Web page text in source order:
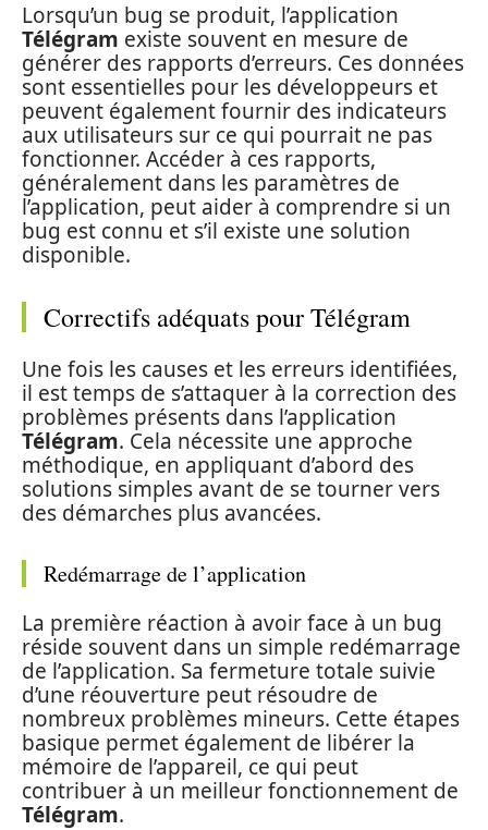
Lorsqu’un bug se produit, l’application
Télégram existe souvent en mesure de
générer des rapports d’erreurs. Ces données
sont essentielles pour les développeurs et
peuvent également fournir des indicateurs
aux utilisateurs sur ce qui pourrait ne pas
fonctionner. Accéder à ces rapports,
généralement dans les paramètres de
l’application, peut aider à comprendre si un
bug est connu et s’il existe une solution
disponible.
Correctifs adéquats pour Télégram
Une fois les causes et les erreurs identifiées,
il est temps de s’attaquer à la correction des
problèmes présents dans l’application
Télégram. Cela nécessite une approche
méthodique, en appliquant d’abord des
solutions simples avant de se tourner vers
des démarches plus avancées.
Redémarrage de l’application
La première réaction à avoir face à un bug
réside souvent dans un simple redémarrage
de l’application. Sa fermeture totale suivie
d’une réouverture peut résoudre de
nombreux problèmes mineurs. Cette étapes
basique permet également de libérer la
mémoire de l’appareil, ce qui peut
contribuer à un meilleur fonctionnement de
Télégram.